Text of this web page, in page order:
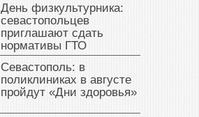
День физкультурника:
севастопольцев
приглашают сдать
нормативы ГТО
Севастополь: в
поликлиниках в августе
пройдут «Дни здоровья»